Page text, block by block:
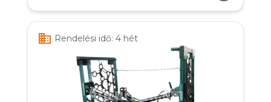
business Rendelési idő: 4 hét